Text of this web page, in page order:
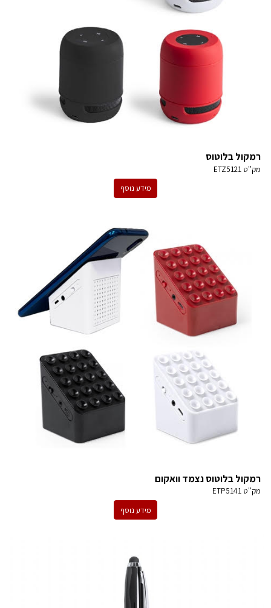
רמקול בלוטוס
מק''טETZ5121
מידע נוסף
רמקול בלוטוס נצמד וואקום
מק''טETP5141
מידע נוסף